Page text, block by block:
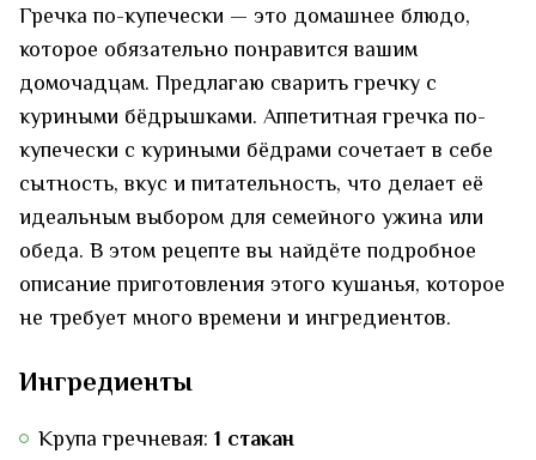
Гречка по-купечески — это домашнее блюдо,
которое обязательно понравится вашим
домочадцам. Предлагаю сварить гречку с
куриными бёдрышками. Аппетитная гречка по-
купечески с куриными бёдрами сочетает в себе
сытность, вкус и питательность, что делает её
идеальным выбором для семейного ужина или
обеда. В этом рецепте вы найдёте подробное
описание приготовления этого кушанья, которое
не требует много времени и ингредиентов.
Ингредиенты
Крупа гречневая: 1 стакан